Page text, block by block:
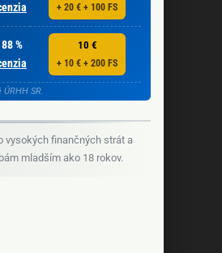
+ 20 € + 100 FS
88 %
10 €
+ 10 € + 200 FS
SR.
vysokých finančných strát a
mladším ako 18 rokov.